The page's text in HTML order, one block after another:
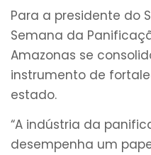
Para a presidente do
Semana da
Amazonas se
instrumento de
estado.
“A indústria da
desempenha um